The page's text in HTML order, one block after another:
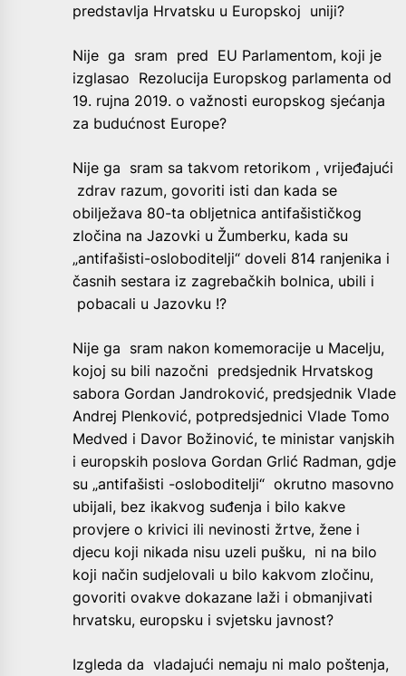
predstavlja Hrvatsku u Europskoj uniji?
Nije ga sram pred EU Parlamentom, koji je
izglasao Rezolucija Europskog parlamenta od
19. rujna 2019. o važnosti europskog sjećanja
za budućnost Europe?
Nije ga sram sa takvom retorikom , vrijeđajući
zdrav razum, govoriti isti dan kada se
obilježava 80-ta obljetnica antifašističkog
zločina na Jazovki u Žumberku, kada su
„antifašisti-osloboditelji“ doveli 814 ranjenika i
časnih sestara iz zagrebačkih bolnica, ubili i
pobacali u Jazovku !?
Nije ga sram nakon komemoracije u Macelju,
kojoj su bili nazočni predsjednik Hrvatskog
sabora Gordan Jandroković, predsjednik Vlade
Andrej Plenković, potpredsjednici Vlade Tomo
Medved i Davor Božinović, te ministar vanjskih
i europskih poslova Gordan Grlić Radman, gdje
su „antifašisti -osloboditelji“ okrutno masovno
ubijali, bez ikakvog suđenja i bilo kakve
provjere o krivici ili nevinosti žrtve, žene i
djecu koji nikada nisu uzeli pušku, ni na bilo
koji način sudjelovali u bilo kakvom zločinu,
govoriti ovakve dokazane laži i obmanjivati
hrvatsku, europsku i svjetsku javnost?
Izgleda da vladajući nemaju ni malo poštenja,